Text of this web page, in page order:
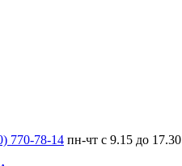
770-78-14 пн-чт с 9.15 до 17.30